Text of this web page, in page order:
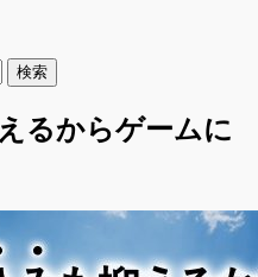
るからゲームに